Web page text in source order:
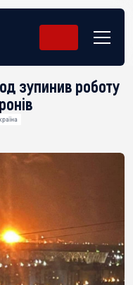
зупинив роботу